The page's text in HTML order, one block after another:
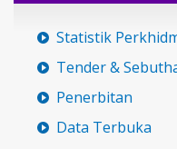
Statistik
Tender &
Penerbitan
Data Terbuka